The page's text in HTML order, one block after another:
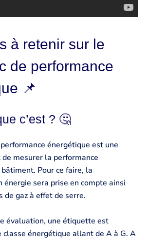
à retenir sur le
de performance
📌
c’est ? 🤔
énergétique est une
mesurer la performance
Pour ce faire, la
énergie sera prise en compte ainsi
de gaz à effet de serre.
évaluation, une étiquette est
classe énergétique allant de A à G. A